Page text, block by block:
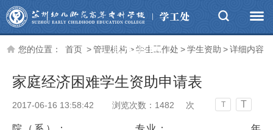
学生资助
您的位置： 首页 >管理机构 >学生工作处 >学生资助 >详细内容
家庭经济困难学生资助申请表
2017-06-16 13:58:42 浏览次数： 1482 次 T T